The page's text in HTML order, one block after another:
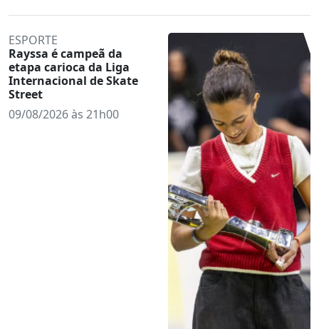
ESPORTE
Rayssa é campeã da
etapa carioca da Liga
Internacional de Skate
Street
09/08/2026 às 21h00